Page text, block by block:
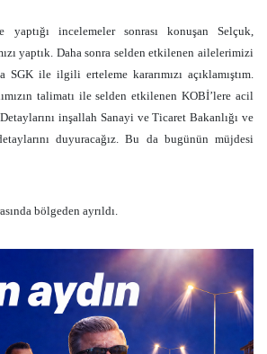
yaptığı incelemeler sonrası konuşan Selçuk,
yaptık. Daha sonra selden etkilenen ailelerimizi
ile ilgili erteleme kararımızı açıklamıştım.
talimatı ile selden etkilenen KOBİ’lere acil
inşallah Sanayi ve Ticaret Bakanlığı ve
duyuracağız. Bu da bugünün müjdesi
bölgeden ayrıldı.